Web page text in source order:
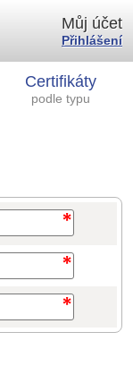
Certifikáty
podle typu
Můj účet
Přihlášení